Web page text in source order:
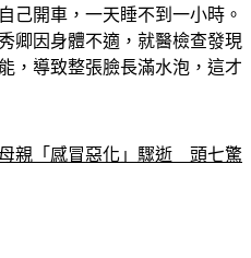
己開車，一天睡不到一小時。
卿因身體不適，就醫檢查發現
，導致整張臉長滿水泡，這才
親「感冒惡化」驟逝　頭七驚